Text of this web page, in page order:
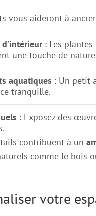
vous aideront à ancrer
: Les plantes
une touche de nature.
aquatiques : Un petit
tranquille.
: Exposez des
contribuent à un
comme le bois
votre